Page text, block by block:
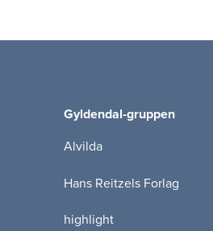
Gyldendal-gruppen
Alvilda
Hans Reitzels Forlag
highlight